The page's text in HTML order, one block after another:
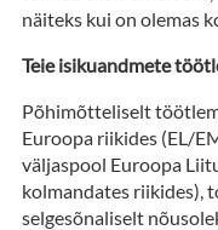
näiteks kui on olemas
Teie isikuandmete
Põhimõtteliselt
Euroopa riikides (EL/
väljaspool Euroopa
kolmandates riikides),
selgesõnaliselt